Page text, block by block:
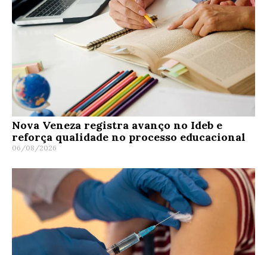
Nova Veneza registra avanço no Ideb e
reforça qualidade no processo educacional
06/08/2026